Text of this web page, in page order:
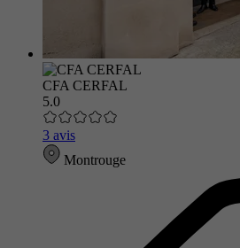
CFA CERFAL
5.0
3 avis
Montrouge